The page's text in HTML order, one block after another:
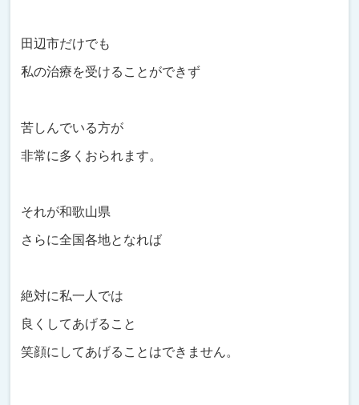
田辺市だけでも
私の治療を受けることができず
苦しんでいる方が
非常に多くおられます。
それが和歌山県
さらに全国各地となれば
絶対に私一人では
良くしてあげること
笑顔にしてあげることはできません。